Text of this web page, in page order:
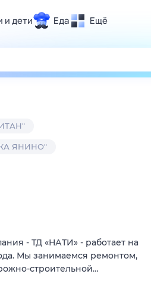
и дети Еда Ещё
и отдых
ЯНИНО"
- ТД «НАТИ» - работает на
Мы занимаемся ремонтом,
строительной…